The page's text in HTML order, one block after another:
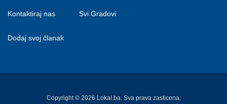
Kontaktiraj nas
Dodaj svoj članak
Svi Gradovi
Copyright © 2026 Lokal.ba. Sva prava zasticena.